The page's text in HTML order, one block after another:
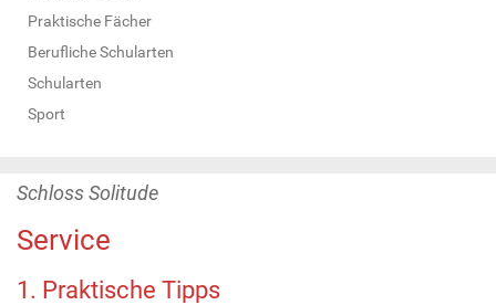
Praktische Fächer
Berufliche Schularten
Schularten
Sport
Schloss Solitude
Service
1. Praktische Tipps